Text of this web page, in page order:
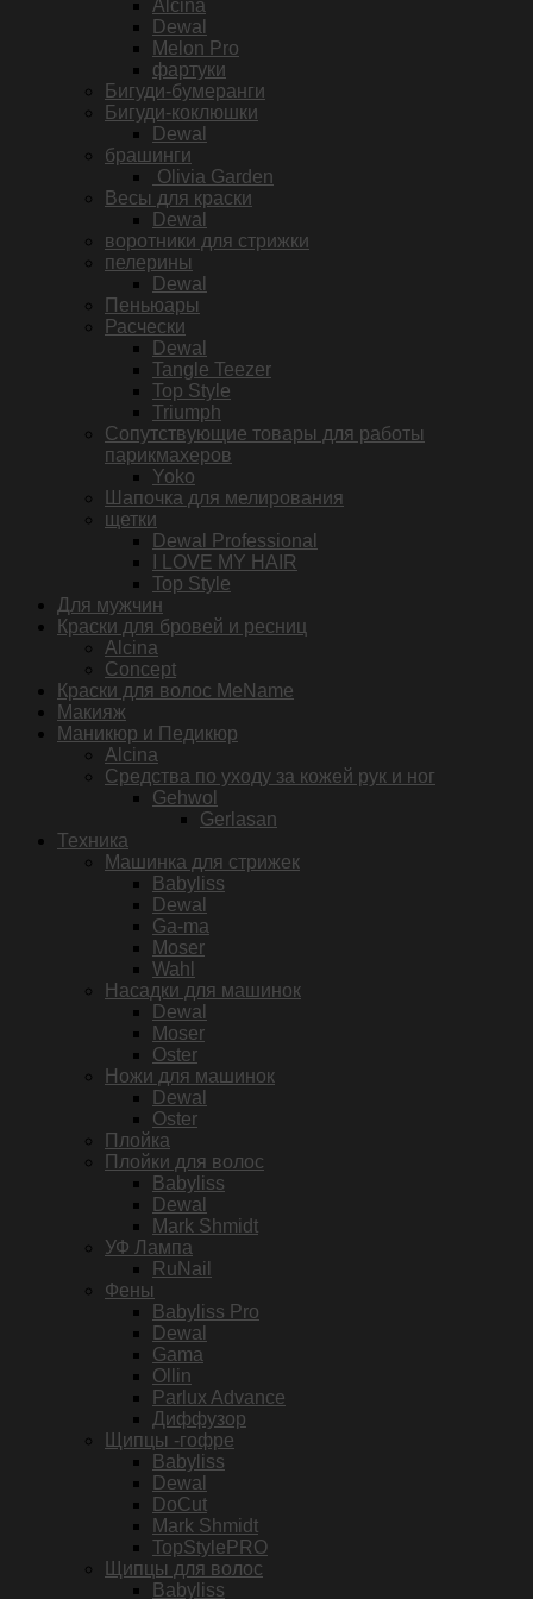
Alcina
Dewal
Melon Pro
фартуки
Бигуди-бумеранги
Бигуди-коклюшки
Dewal
брашинги
Olivia Garden
Весы для краски
Dewal
воротники для стрижки
пелерины
Dewal
Пеньюары
Расчески
Dewal
Tangle Teezer
Top Style
Triumph
Сопутствующие товары для работы
парикмахеров
Yoko
Шапочка для мелирования
щетки
Dewal Professional
I LOVE MY HAIR
Top Style
Для мужчин
Краски для бровей и ресниц
Alcina
Concept
Краски для волос MeName
Макияж
Маникюр и Педикюр
Alcina
Средства по уходу за кожей рук и ног
Gehwol
Gerlasan
Техника
Машинка для стрижек
Babyliss
Dewal
Ga-ma
Moser
Wahl
Насадки для машинок
Dewal
Moser
Oster
Ножи для машинок
Dewal
Oster
Плойка
Плойки для волос
Babyliss
Dewal
Mark Shmidt
УФ Лампа
RuNail
Фены
Babyliss Pro
Dewal
Gama
Ollin
Parlux Advance
Диффузор
Щипцы -гофре
Babyliss
Dewal
DoCut
Mark Shmidt
TopStylePRO
Щипцы для волос
Babyliss